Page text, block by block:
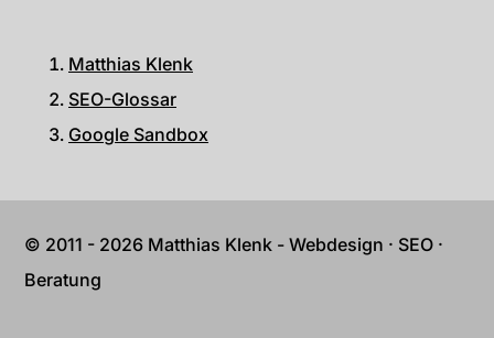
Matthias Klenk
SEO-Glossar
Google Sandbox
© 2011 - 2026 Matthias Klenk - Webdesign · SEO ·
Beratung